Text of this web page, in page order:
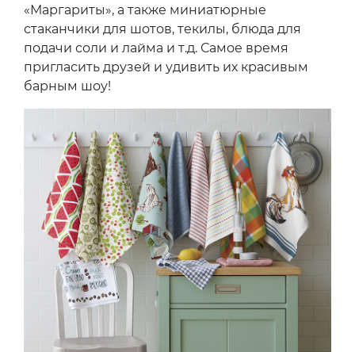
«Маргариты», а также миниатюрные
стаканчики для шотов, текилы, блюда для
подачи соли и лайма и т.д. Самое время
пригласить друзей и удивить их красивым
барным шоу!